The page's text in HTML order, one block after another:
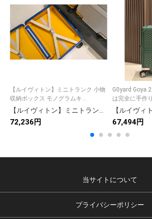
【ルイヴィトン】ミニトランク 小物
収納ボックス モノグラムキ...
72,236円
G0yard Goya
は完全に手作り
67,494円
当サイトについて
プライバシーポリシー